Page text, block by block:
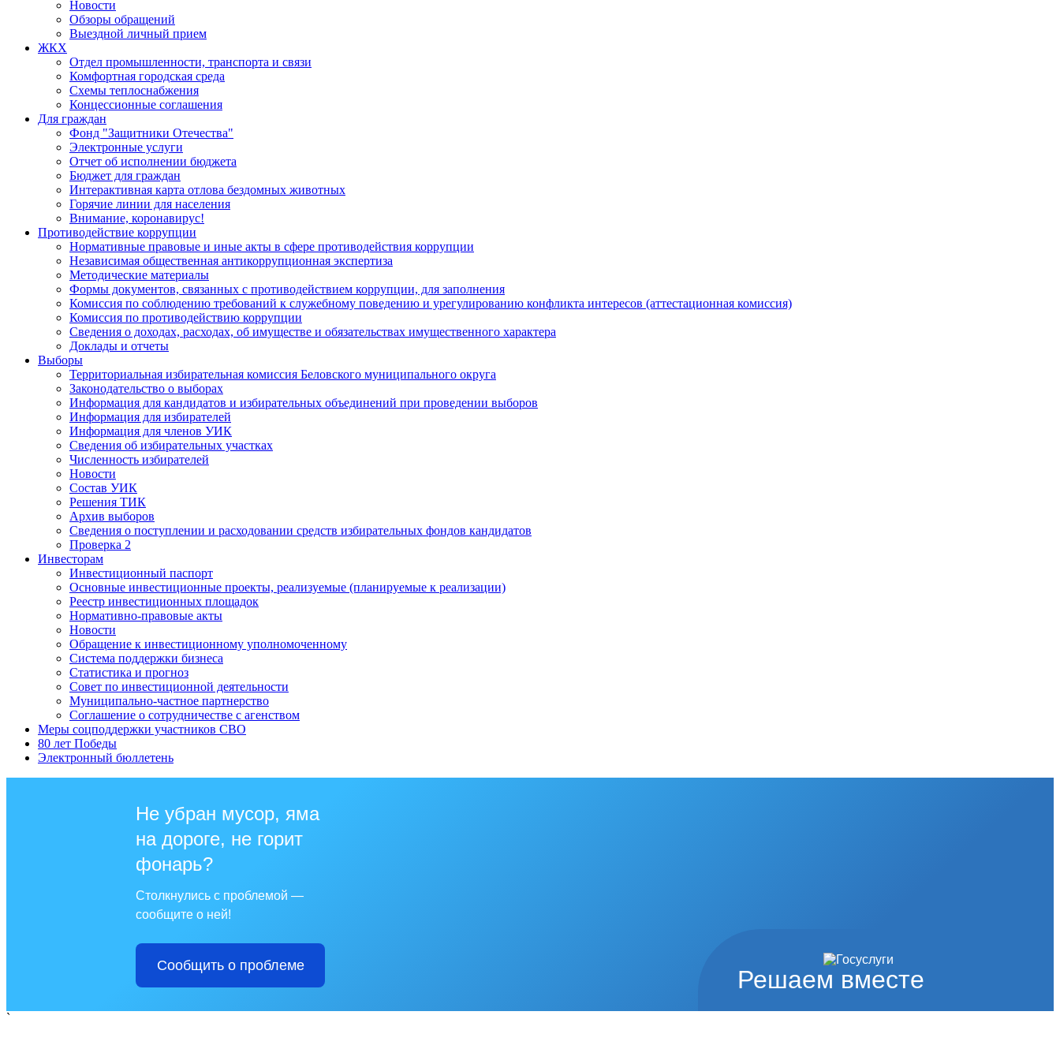
Новости
Обзоры обращений
Выездной личный прием
ЖКХ
Отдел промышленности, транспорта и связи
Комфортная городская среда
Схемы теплоснабжения
Концессионные соглашения
Для граждан
Фонд "Защитники Отечества"
Электронные услуги
Отчет об исполнении бюджета
Бюджет для граждан
Интерактивная карта отлова бездомных животных
Горячие линии для населения
Внимание, коронавирус!
Противодействие коррупции
Нормативные правовые и иные акты в сфере противодействия коррупции
Независимая общественная антикоррупционная экспертиза
Методические материалы
Формы документов, связанных с противодействием коррупции, для заполнения
Комиссия по соблюдению требований к служебному поведению и урегулированию конфликта интересов (аттестационная комиссия)
Комиссия по противодействию коррупции
Сведения о доходах, расходах, об имуществе и обязательствах имущественного характера
Доклады и отчеты
Выборы
Территориальная избирательная комиссия Беловского муниципального округа
Законодательство о выборах
Информация для кандидатов и избирательных объединений при проведении выборов
Информация для избирателей
Информация для членов УИК
Сведения об избирательных участках
Численность избирателей
Новости
Состав УИК
Решения ТИК
Архив выборов
Сведения о поступлении и расходовании средств избирательных фондов кандидатов
Проверка 2
Инвесторам
Инвестиционный паспорт
Основные инвестиционные проекты, реализуемые (планируемые к реализации)
Реестр инвестиционных площадок
Нормативно-правовые акты
Новости
Обращение к инвестиционному уполномоченному
Система поддержки бизнеса
Статистика и прогноз
Совет по инвестиционной деятельности
Муниципально-частное партнерство
Соглашение о сотрудничестве с агенством
Меры соцподдержки участников СВО
80 лет Победы
Электронный бюллетень
Решаем вместе
Не убран мусор, яма
на дороге, не горит
фонарь?
Столкнулись с проблемой —
сообщите о ней!
Сообщить о проблеме
`